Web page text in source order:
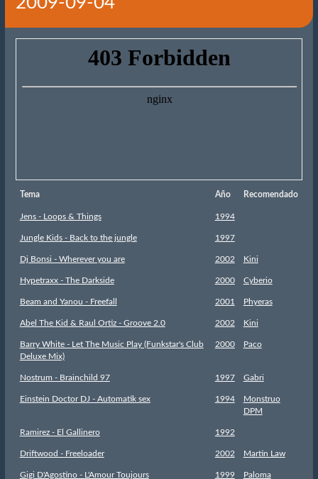
Tema Año Recomendado
Jens - Loops & Things 1994
Jungle Kids - Back to the jungle 1997
Dj Bonsi - Wherever you are 2002 Kini
Hypetraxx - The Darkside 2000 Cyberio
Beam and Yanou - Freefall 2001 Phyeras
Abel The Kid & Raul Ortiz - Groove 2.0 2002 Kini
Barry White - Let The Music Play (Funkstar's Club
Deluxe Mix)
2000 Paco
Nostrum - Brainchild 97 1997 Gabri
Einstein Doctor DJ - Automatik sex 1994
Monstruo
DPM
Ramirez - El Gallinero 1992
Driftwood - Freeloader 2002 Martin Law
Gigi D'Agostino - L'Amour Toujours 1999 Paloma